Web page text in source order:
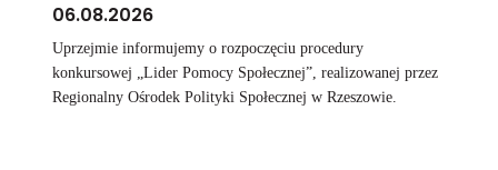
06.08.2026
Uprzejmie informujemy o rozpoczęciu procedury
konkursowej „Lider Pomocy Społecznej”, realizowanej przez
Regionalny Ośrodek Polityki Społecznej w Rzeszowie.